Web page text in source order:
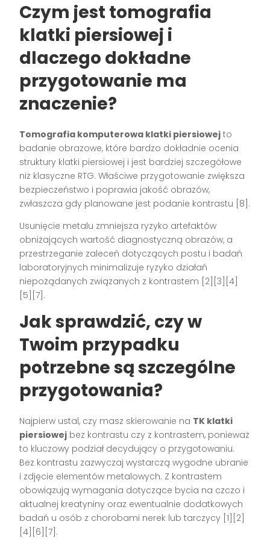
Czym jest tomografia
klatki piersiowej i
dlaczego dokładne
przygotowanie ma
znaczenie?
Tomografia komputerowa klatki piersiowej to
badanie obrazowe, które bardzo dokładnie ocenia
struktury klatki piersiowej i jest bardziej szczegółowe
niż klasyczne RTG. Właściwe przygotowanie zwiększa
bezpieczeństwo i poprawia jakość obrazów,
zwłaszcza gdy planowane jest podanie kontrastu [8].
Usunięcie metalu zmniejsza ryzyko artefaktów
obniżających wartość diagnostyczną obrazów, a
przestrzeganie zaleceń dotyczących postu i badań
laboratoryjnych minimalizuje ryzyko działań
niepożądanych związanych z kontrastem [2][3][4]
[5][7].
Jak sprawdzić, czy w
Twoim przypadku
potrzebne są szczególne
przygotowania?
Najpierw ustal, czy masz skierowanie na TK klatki
piersiowej bez kontrastu czy z kontrastem, ponieważ
to kluczowy podział decydujący o przygotowaniu.
Bez kontrastu zazwyczaj wystarczą wygodne ubranie
i zdjęcie elementów metalowych. Z kontrastem
obowiązują wymagania dotyczące bycia na czczo i
aktualnej kreatyniny oraz ewentualnie dodatkowych
badań u osób z chorobami nerek lub tarczycy [1][2]
[4][6][7].